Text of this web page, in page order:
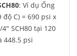
: Ví dụ Ống
độ C) = 690 psi x
SCH80 tại 120
448.5 psi